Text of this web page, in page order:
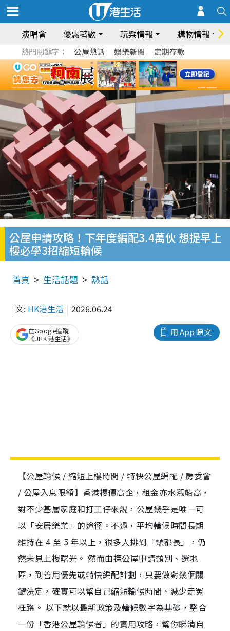
演唱會 優惠著數 玩樂情報 購物情報
熱門關鍵字： 公屋熱話 娛樂新聞 定期存款
公屋申請攻略！下年度編配3.4萬伙 想提早上
樓必學3招縮短輪候
首頁 生活話題 熱話
文: HK港生活 2026.06.24
用 App 睇文
在Google追蹤
《UHK 港生活》
【公屋輪候 / 縮短上樓時間 / 特快公屋編配 / 房委會
/ 公屋入息限額】香港樓價高企，租金亦水漲船高，
對不少基層家庭和打工仔來說，公屋幾乎是唯一可
以「安居樂業」的途徑。不過，平均輪候時間長期
維持在 4 至 5 年以上，很多人排到「頸都長」，仍
然未見上樓曙光。 然而由揀公屋申請類別、選地
區，到善用優先或特快編配計劃，只要做對幾個關
鍵決定，確實可以幫自己縮短輪候時間、減少走冤
枉路。 以下就以最新政策及輪候數字為基礎，整合
一份「香港公屋輪候者」的實用攻略，幫你睇清自